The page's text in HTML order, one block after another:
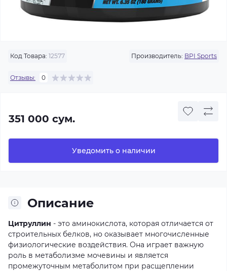
Код Товара: 12577 Производитель: BPI Sports
Отзывы: 0
351 000 сум.
Уведомить о наличии
Описание
Цитруллин - это аминокислота, которая отличается от
строительных белков, но оказывает многочисленные
физиологические воздействия. Она играет важную
роль в метаболизме мочевины и является
промежуточным метаболитом при расщеплении